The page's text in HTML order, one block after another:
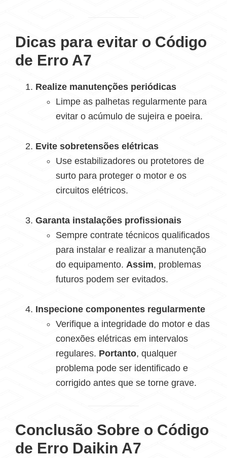
Dicas para evitar o Código
de Erro A7
Realize manutenções periódicas
Limpe as palhetas regularmente para
evitar o acúmulo de sujeira e poeira.
Evite sobretensões elétricas
Use estabilizadores ou protetores de
surto para proteger o motor e os
circuitos elétricos.
Garanta instalações profissionais
Sempre contrate técnicos qualificados
para instalar e realizar a manutenção
do equipamento. Assim, problemas
futuros podem ser evitados.
Inspecione componentes regularmente
Verifique a integridade do motor e das
conexões elétricas em intervalos
regulares. Portanto, qualquer
problema pode ser identificado e
corrigido antes que se torne grave.
Conclusão Sobre o Código
de Erro Daikin A7